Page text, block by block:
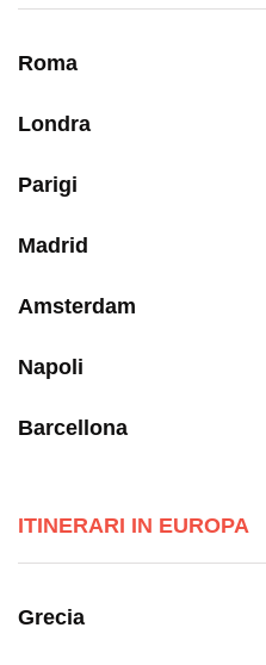
Roma
Londra
Parigi
Madrid
Amsterdam
Napoli
Barcellona
ITINERARI IN EUROPA
Grecia